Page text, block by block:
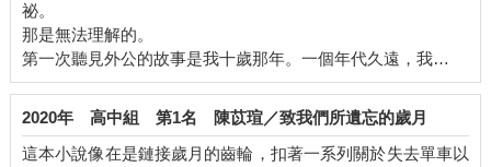
祕。
那是無法理解的。
第一次聽見外公的故事是我十歲那年。一個年代久遠，我…
2020年 高中組 第1名
陳苡瑄／致我們所遺忘的歲月
這本小說像在是鏈接歲月的齒輪，扣著一系列關於失去單車以